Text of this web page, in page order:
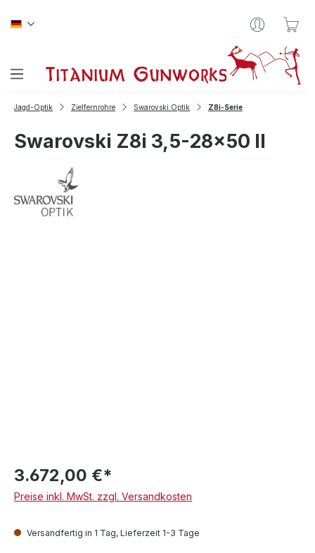
Jagd-Optik Zielfernrohre Swarovski Optik Z8i-Serie
Swarovski Z8i 3,5-28x50 II
3.672,00 €*
Preise inkl. MwSt. zzgl. Versandkosten
Versandfertig in 1 Tag, Lieferzeit 1-3 Tage